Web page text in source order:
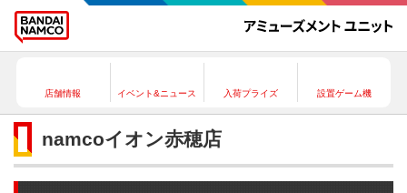
店舗情報 イベント&ニュース 入荷プライズ 設置ゲーム機
namcoイオン赤穂店